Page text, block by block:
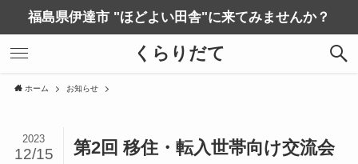
福島県伊達市 "ほどよい田舎"に来てみませんか？
くらりだて
ホーム お知らせ
第2回 移住・転入世帯向け交流会
2023
12/15